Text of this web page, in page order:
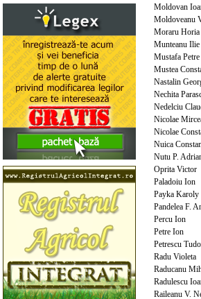
Moldovan
Moldoveanu
Moraru Horia
Munteanu Ilie
Mustafa Petre
Mustea
Nastalin
Nechita
Nedelciu
Nicolae
Nicolae
Nuica
Nutu P.
Oprita Victor
Paladoiu Ion
Payka Karoly
Pandelea F.
Percu Ion
Petre Ion
Petrescu
Radu Violeta
Raducanu
Radulescu
Raileanu V.